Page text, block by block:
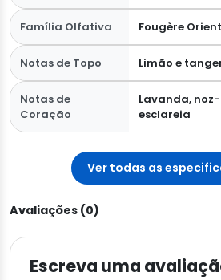
Família Olfativa Fougère
Notas de Topo Limão e
Notas de
Coração
Lavanda,
esclareia
Ver todas as
Avaliações (0)
Escreva uma